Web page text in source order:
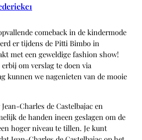
comeback in de kindermode
er tijdens de Pitti Bimbo in
met een geweldige fashion show!
om verslag te doen via
kunnen we nagenieten van de mooie
Charles de Castelbajac en
de handen ineen geslagen om de
hoger niveau te tillen. Je kunt